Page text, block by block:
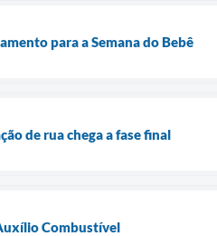
para a Semana do Bebê
de rua chega a fase final
Combustível